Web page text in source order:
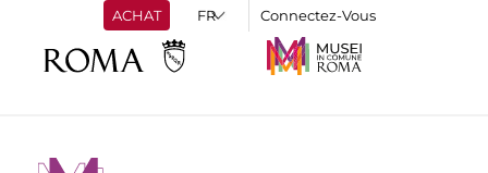
ACHAT Connectez-Vous